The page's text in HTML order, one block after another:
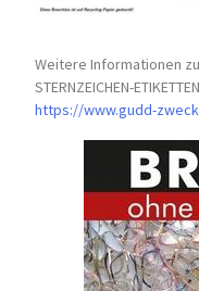
Weitere Informationen
STERNZEICHEN-
https://www.gudd-